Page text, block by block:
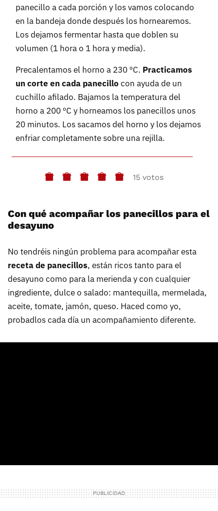
panecillo a cada porción y los vamos colocando
en la bandeja donde después los hornearemos.
Los dejamos fermentar hasta que doblen su
volumen (1 hora o 1 hora y media).
Precalentamos el horno a 230 ºC. Practicamos
un corte en cada panecillo con ayuda de un
cuchillo afilado. Bajamos la temperatura del
horno a 200 ºC y horneamos los panecillos unos
20 minutos. Los sacamos del horno y los dejamos
enfriar completamente sobre una rejilla.
15 votos
Con qué acompañar los panecillos para el
desayuno
No tendréis ningún problema para acompañar esta
receta de panecillos, están ricos tanto para el
desayuno como para la merienda y con cualquier
ingrediente, dulce o salado: mantequilla, mermelada,
aceite, tomate, jamón, queso. Haced como yo,
probadlos cada día un acompañamiento diferente.